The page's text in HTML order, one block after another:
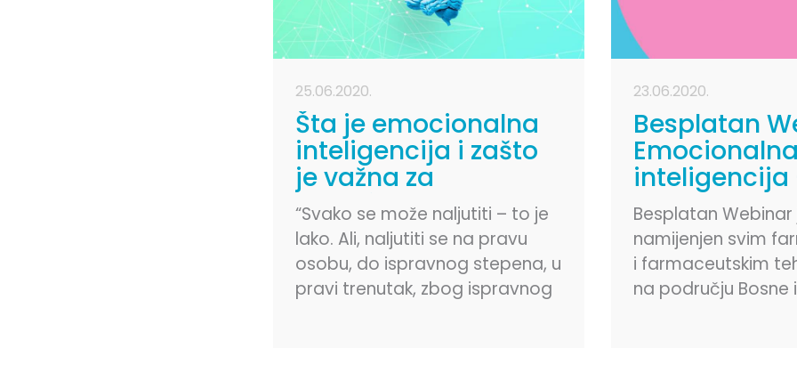
25.06.2020.
Šta je emocionalna
inteligencija i zašto
je važna za
budućnost?
“Svako se može naljutiti – to je
lako. Ali, naljutiti se na pravu
osobu, do ispravnog stepena, u
pravi trenutak, zbog ispravnog
23.06.2020.
Besplatan
Emocionalna
inteligencija
Ključna
budućnosti?!
Besplatan Webinar
namijenjen svim
i farmaceutskim
na području Bosne i